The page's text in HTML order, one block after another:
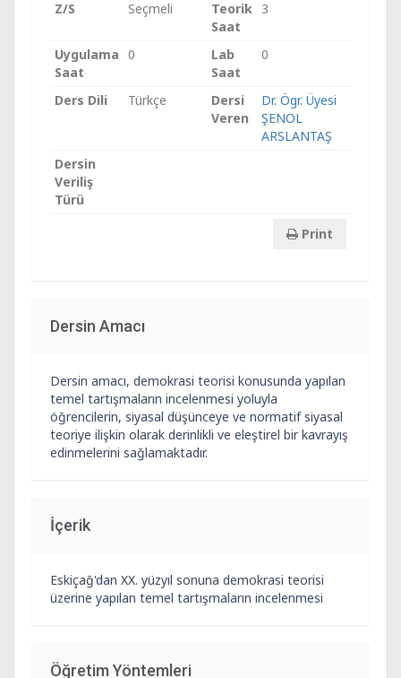
Z/S
Seçmeli
Teorik
Saat
3
Uygulama
Saat
0
Lab
Saat
0
Ders Dili Türkçe
Dersi
Veren
Dr. Ögr. Üyesi
ŞENOL
ARSLANTAŞ
Dersin
Veriliş
Türü
Print
Dersin Amacı
Dersin amacı, demokrasi teorisi konusunda yapılan
temel tartışmaların incelenmesi yoluyla
öğrencilerin, siyasal düşünceye ve normatif siyasal
teoriye ilişkin olarak derinlikli ve eleştirel bir kavrayış
edinmelerini sağlamaktadır.
İçerik
Eskiçağ'dan XX. yüzyıl sonuna demokrasi teorisi
üzerine yapılan temel tartışmaların incelenmesi
Öğretim Yöntemleri